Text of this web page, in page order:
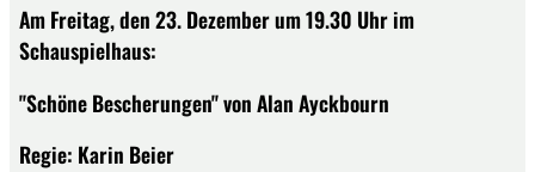
Am Freitag, den 23. Dezember um 19.30 Uhr im
Schauspielhaus:
"Schöne Bescherungen" von Alan Ayckbourn
Regie: Karin Beier